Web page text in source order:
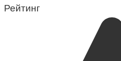
Рейтинг